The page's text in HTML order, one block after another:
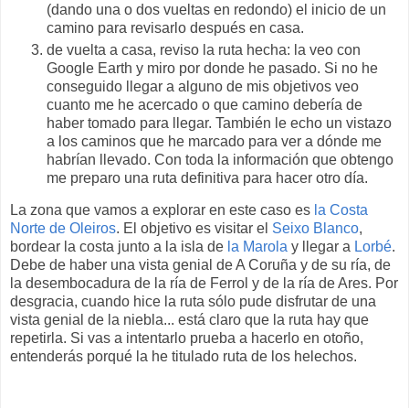
(dando una o dos vueltas en redondo) el inicio de un
camino para revisarlo después en casa.
de vuelta a casa, reviso la ruta hecha: la veo con
Google Earth y miro por donde he pasado. Si no he
conseguido llegar a alguno de mis objetivos veo
cuanto me he acercado o que camino debería de
haber tomado para llegar. También le echo un vistazo
a los caminos que he marcado para ver a dónde me
habrían llevado. Con toda la información que obtengo
me preparo una ruta definitiva para hacer otro día.
La zona que vamos a explorar en este caso es la Costa
Norte de Oleiros. El objetivo es visitar el Seixo Blanco,
bordear la costa junto a la isla de la Marola y llegar a Lorbé.
Debe de haber una vista genial de A Coruña y de su ría, de
la desembocadura de la ría de Ferrol y de la ría de Ares. Por
desgracia, cuando hice la ruta sólo pude disfrutar de una
vista genial de la niebla... está claro que la ruta hay que
repetirla. Si vas a intentarlo prueba a hacerlo en otoño,
entenderás porqué la he titulado ruta de los helechos.